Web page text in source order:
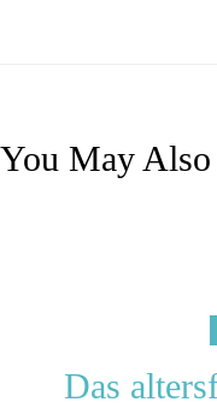
You May
Das